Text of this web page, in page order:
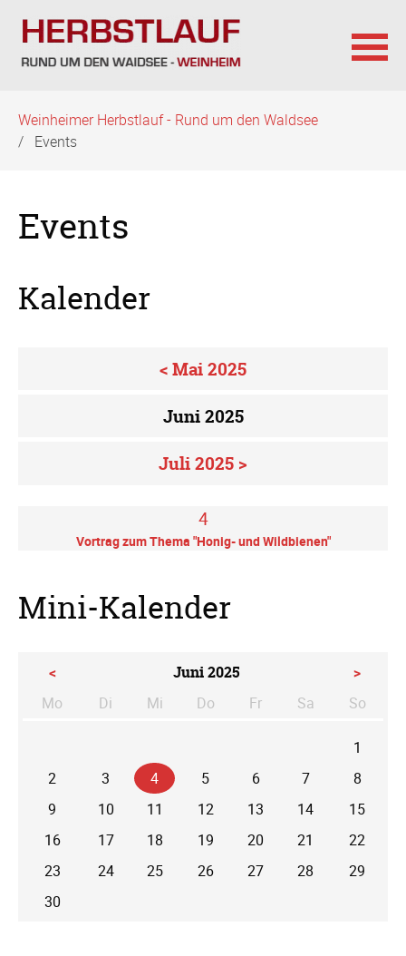
überspringen
Weinheimer Herbstlauf - Rund um den Waldsee
Events
Events
Kalender
< Mai 2025
Juni 2025
Juli 2025 >
4
Vortrag zum Thema "Honig- und Wildbienen"
Mini-Kalender
< Juni 2025
>
Mo
Di enstag
Mi ttwoch
Do nnerstag
Fr Sa mstagSo
1
2
3 4 5 6 7
8
9
10 11 12 13 14
15
16
17 18 19 20 21
22
23
24 25 26 27 28
29
30